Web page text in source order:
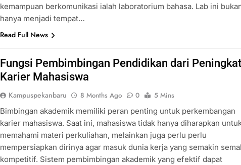
kemampuan berkomunikasi ialah laboratorium bahasa. Lab ini
hanya menjadi tempat…
Read Full News
Fungsi Pembimbingan Pendidikan dari
Karier Mahasiswa
Kampuspekanbaru 8 Months Ago 0
5 Mins
Bimbingan akademik memiliki peran penting untuk perkembangan
karier mahasiswa. Saat ini, mahasiswa tidak hanya diharapkan
memahami materi perkuliahan, melainkan juga perlu perlu
mempersiapkan dirinya agar masuk dunia kerja yang semakin
kompetitif. Sistem pembimbingan akademik yang efektif dapat